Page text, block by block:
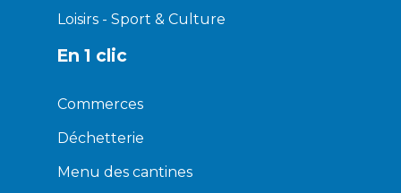
Loisirs - Sport & Culture
En 1 clic
Commerces
Déchetterie
Menu des cantines